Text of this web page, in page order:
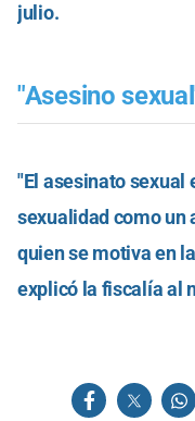
julio.
"Asesino
"El asesinato sexual
sexualidad como un
quien se motiva en
explicó la fiscalía al